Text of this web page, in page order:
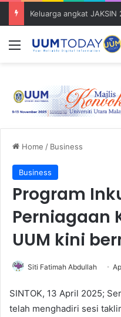
Menu
Home / Business
Business
Program
Perniagaan
UUM kini
Siti Fatimah Abdullah
SINTOK, 13 April 2025;
telah menghadiri sesi